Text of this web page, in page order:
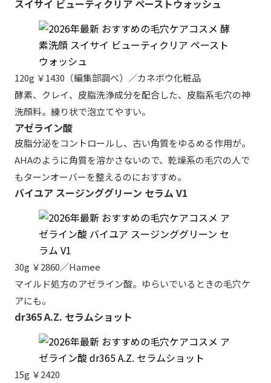
スイサイ ビューティクリア ペーストウォッシュ
120g ￥1430（編集部調べ）／カネボウ化粧品
酵素、クレイ、皮脂洗浄成分を配合した、皮脂系毛穴の神
洗顔料。練り状で泡立てやすい。
アゼライン酸
皮脂分泌をコントロールし、古い角質をゆるめる作用が。
AHAのように角質を溶かさないので、乾燥系の毛穴の人で
もターンオーバーを整えるのにおすすめ。
バイユア スージンググリーン セラム V1
30g ￥2860／Hamee
マイルド処方のアゼライン酸。ゆらいでいるときの毛穴ケ
アにも。
dr365 A.Z. セラムショット
15g ￥2420